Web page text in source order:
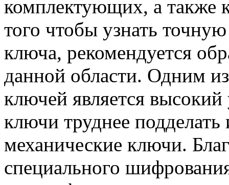
комплектующих, а также
того чтобы узнать
ключа, рекомендуется
данной области. Одним
ключей является
ключи труднее
механические ключи.
специального